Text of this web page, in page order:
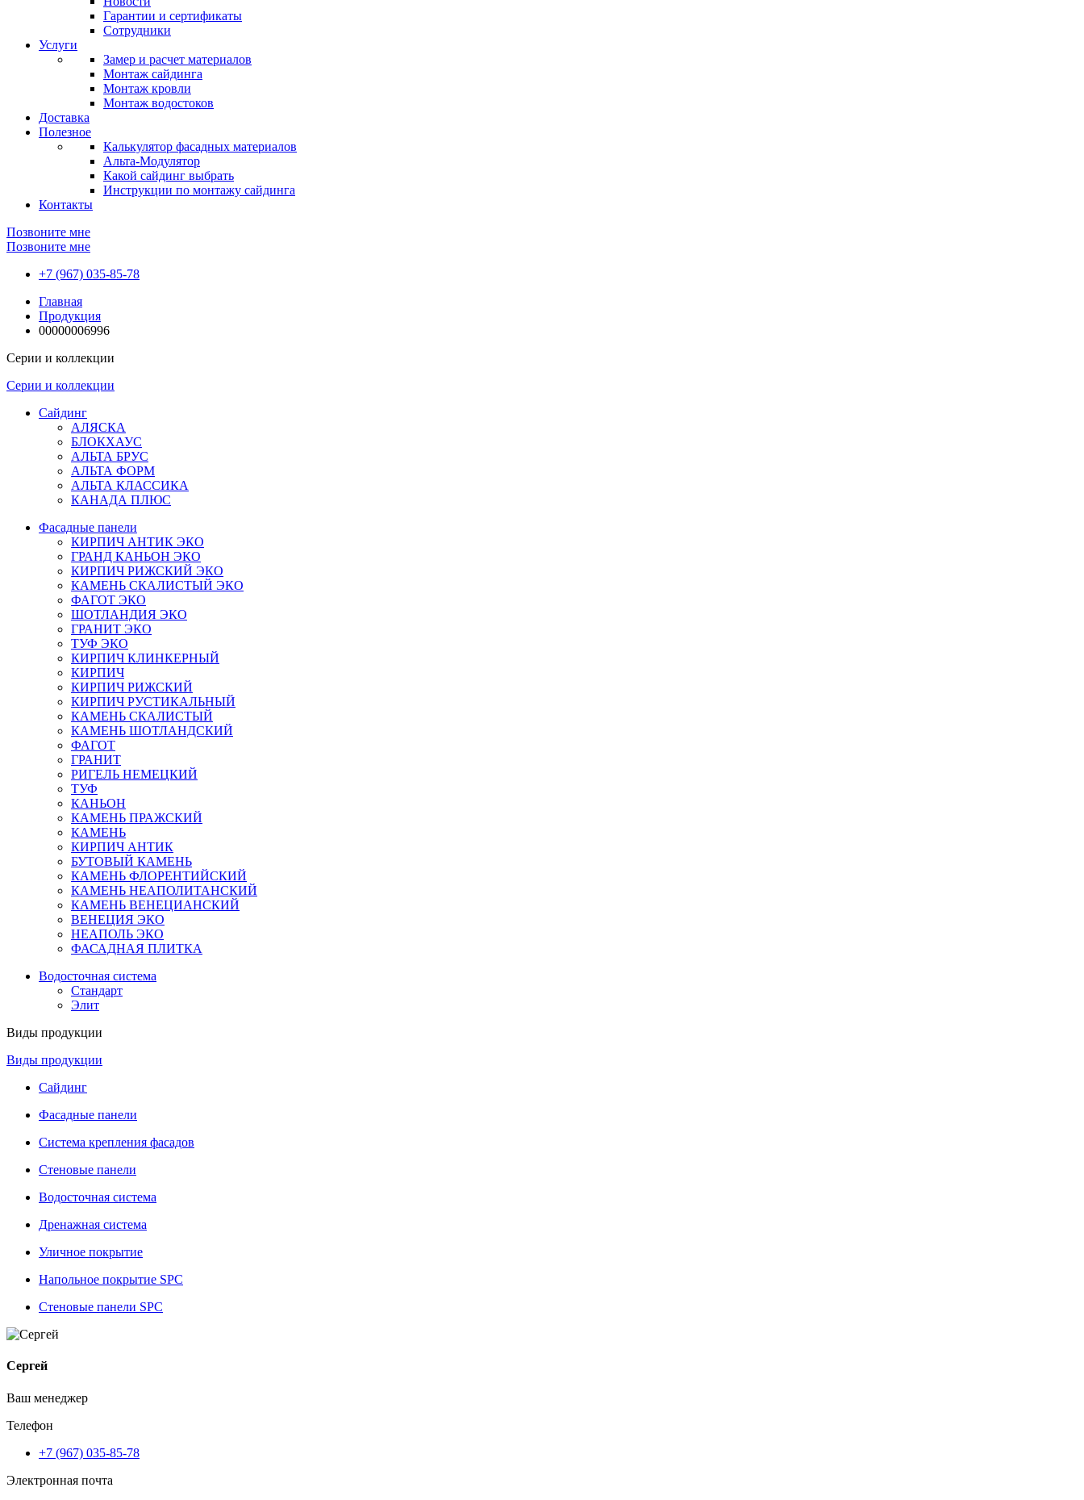
Гарантии и сертификаты
Сотрудники
Услуги
Замер и расчет материалов
Монтаж сайдинга
Монтаж кровли
Монтаж водостоков
Доставка
Полезное
Калькулятор фасадных материалов
Альта-Модулятор
Какой сайдинг выбрать
Инструкции по монтажу сайдинга
Контакты
Позвоните мне
Позвоните мне
+7 (967) 035-85-78
Главная
Продукция
00000006996
Серии и коллекции
Серии и коллекции
Сайдинг
АЛЯСКА
БЛОКХАУС
АЛЬТА БРУС
АЛЬТА ФОРМ
АЛЬТА КЛАССИКА
КАНАДА ПЛЮС
Фасадные панели
КИРПИЧ АНТИК ЭКО
ГРАНД КАНЬОН ЭКО
КИРПИЧ РИЖСКИЙ ЭКО
КАМЕНЬ СКАЛИСТЫЙ ЭКО
ФАГОТ ЭКО
ШОТЛАНДИЯ ЭКО
ГРАНИТ ЭКО
ТУФ ЭКО
КИРПИЧ КЛИНКЕРНЫЙ
КИРПИЧ
КИРПИЧ РИЖСКИЙ
КИРПИЧ РУСТИКАЛЬНЫЙ
КАМЕНЬ СКАЛИСТЫЙ
КАМЕНЬ ШОТЛАНДСКИЙ
ФАГОТ
ГРАНИТ
РИГЕЛЬ НЕМЕЦКИЙ
ТУФ
КАНЬОН
КАМЕНЬ ПРАЖСКИЙ
КАМЕНЬ
КИРПИЧ АНТИК
БУТОВЫЙ КАМЕНЬ
КАМЕНЬ ФЛОРЕНТИЙСКИЙ
КАМЕНЬ НЕАПОЛИТАНСКИЙ
КАМЕНЬ ВЕНЕЦИАНСКИЙ
ВЕНЕЦИЯ ЭКО
НЕАПОЛЬ ЭКО
ФАСАДНАЯ ПЛИТКА
Водосточная система
Стандарт
Элит
Виды продукции
Виды продукции
Сайдинг
Фасадные панели
Система крепления фасадов
Стеновые панели
Водосточная система
Дренажная система
Уличное покрытие
Напольное покрытие SPC
Стеновые панели SPC
Сергей
Ваш менеджер
Телефон
+7 (967) 035-85-78
Электронная почта